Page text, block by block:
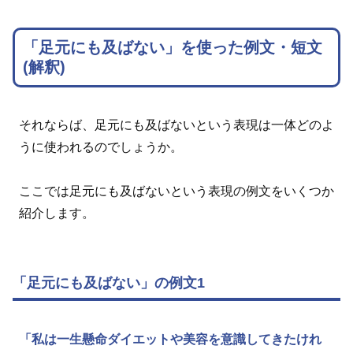
「足元にも及ばない」を使った例文・短文
(解釈)
それならば、足元にも及ばないという表現は一体どのよ
うに使われるのでしょうか。
ここでは足元にも及ばないという表現の例文をいくつか
紹介します。
「足元にも及ばない」の例文1
「私は一生懸命ダイエットや美容を意識してきたけれ